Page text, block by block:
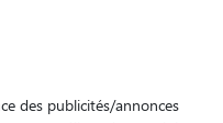
des publicités/annonces